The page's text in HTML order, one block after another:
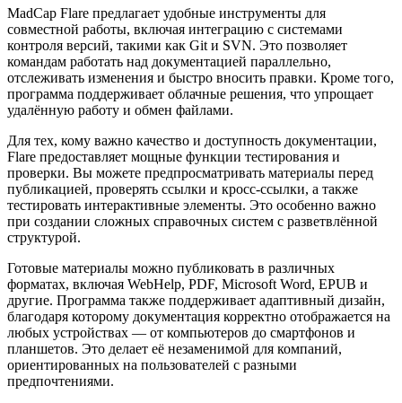
MadCap Flare предлагает удобные инструменты для
совместной работы, включая интеграцию с системами
контроля версий, такими как Git и SVN. Это позволяет
командам работать над документацией параллельно,
отслеживать изменения и быстро вносить правки. Кроме того,
программа поддерживает облачные решения, что упрощает
удалённую работу и обмен файлами.
Для тех, кому важно качество и доступность документации,
Flare предоставляет мощные функции тестирования и
проверки. Вы можете предпросматривать материалы перед
публикацией, проверять ссылки и кросс-ссылки, а также
тестировать интерактивные элементы. Это особенно важно
при создании сложных справочных систем с разветвлённой
структурой.
Готовые материалы можно публиковать в различных
форматах, включая WebHelp, PDF, Microsoft Word, EPUB и
другие. Программа также поддерживает адаптивный дизайн,
благодаря которому документация корректно отображается на
любых устройствах — от компьютеров до смартфонов и
планшетов. Это делает её незаменимой для компаний,
ориентированных на пользователей с разными
предпочтениями.